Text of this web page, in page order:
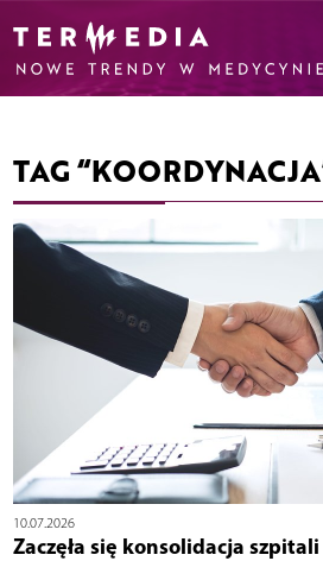
TAG
10.07.2026
Zaczęła się konsolidacja szpitali